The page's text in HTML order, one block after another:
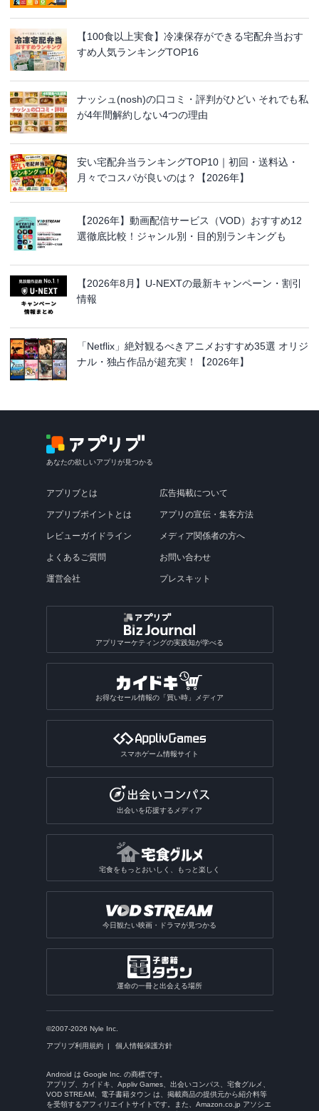
【100食以上実食】冷凍保存ができる宅配弁当おす
すめ人気ランキングTOP16
ナッシュ(nosh)の口コミ・評判がひどい それでも私
が4年間解約しない4つの理由
安い宅配弁当ランキングTOP10｜初回・送料込・
月々でコスパが良いのは？【2026年】
【2026年】動画配信サービス（VOD）おすすめ12
選徹底比較！ジャンル別・目的別ランキングも
【2026年8月】U-NEXTの最新キャンペーン・割引
情報
「Netflix」絶対観るべきアニメおすすめ35選 オリジ
ナル・独占作品が超充実！【2026年】
あなたの欲しいアプリが見つかる
アプリブとは
アプリブポイントとは
レビューガイドライン
よくあるご質問
運営会社
広告掲載について
アプリの宣伝・集客方法
メディア関係者の方へ
お問い合わせ
プレスキット
アプリマーケティングの実践知が学べる
お得なセール情報の「買い時」メディア
スマホゲーム情報サイト
出会いを応援するメディア
宅食をもっとおいしく、もっと楽しく
今日観たい映画・ドラマが見つかる
運命の一冊と出会える場所
©2007-2026 Nyle Inc.
アプリブ利用規約 個人情報保護方針
Android は Google Inc. の商標です。
アプリブ、カイドキ、Appliv Games、出会いコンパス、宅食グルメ、
VOD STREAM、電子書籍タウン は、掲載商品の提供元から紹介料等
を受領するアフィリエイトサイトです。また、Amazon.co.jp アソシエ